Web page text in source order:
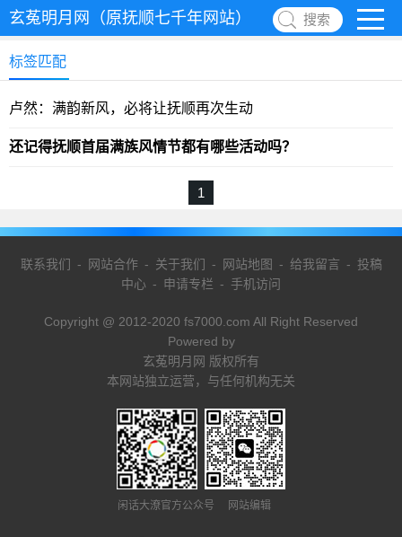
玄菟明月网（原抚顺七千年网站） 搜索
标签匹配
卢然：满韵新风，必将让抚顺再次生动
还记得抚顺首届满族风情节都有哪些活动吗？
1
联系我们 - 网站合作- 关于我们 - 网站地图 - 给我留言 - 投稿
中心 - 申请专栏 - 手机访问
Copyright @ 2012-2020 fs7000.com All Right Reserved
Powered by
玄菟明月网 版权所有
本网站独立运营，与任何机构无关
闲话大潦官方公众号 网站编辑